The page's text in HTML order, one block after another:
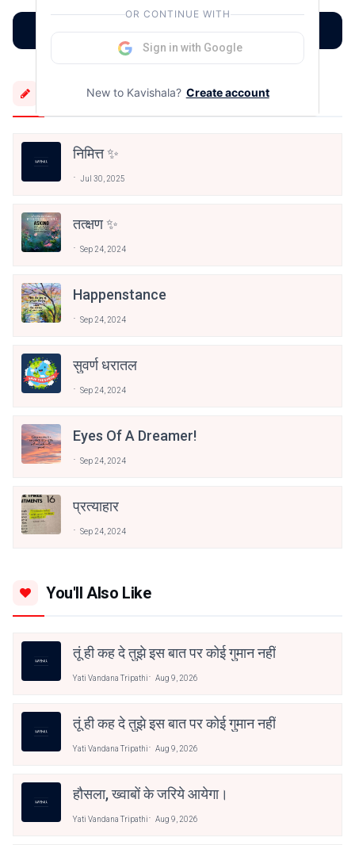
Read More Earn More Learn More
More Creations
निमित्त ✨
Jul 30, 2025
तत्क्षण ✨
Sep 24, 2024
Happenstance
Sep 24, 2024
सुवर्ण धरातल
Sep 24, 2024
Eyes Of A Dreamer!
Sep 24, 2024
प्रत्याहार
Sep 24, 2024
You'll Also Like
तूं ही कह दे तुझे इस बात पर कोई गुमान नहीं
Yati Vandana Tripathi Aug 9, 2026
तूं ही कह दे तुझे इस बात पर कोई गुमान नहीं
Yati Vandana Tripathi Aug 9, 2026
हौसला, ख्वाबों के जरिये आयेगा।
Yati Vandana Tripathi Aug 9, 2026
OR CONTINUE WITH
Sign in with Google
New to Kavishala? Create account